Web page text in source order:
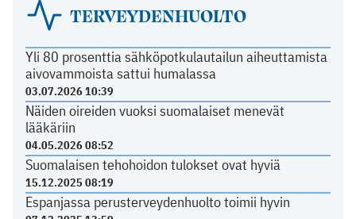
TERVEYDENHUOLTO
Yli 80 prosenttia sähköpotkulautailun aiheuttamista
aivovammoista sattui humalassa
03.07.2026 10:39
Näiden oireiden vuoksi suomalaiset menevät
lääkäriin
04.05.2026 08:52
Suomalaisen tehohoidon tulokset ovat hyviä
15.12.2025 08:19
Espanjassa perusterveydenhuolto toimii hyvin